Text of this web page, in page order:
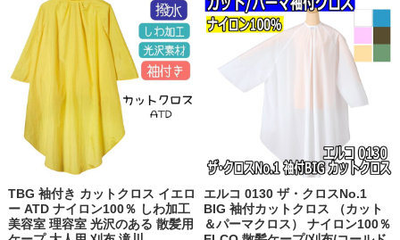
TBG 袖付き カットクロス イエロ
ー ATD ナイロン100％ しわ加工
美容室 理容室 光沢のある 散髪用
エルコ 0130 ザ・クロスNo.1
BIG 袖付カットクロス （カット
＆パーマクロス） ナイロン100％